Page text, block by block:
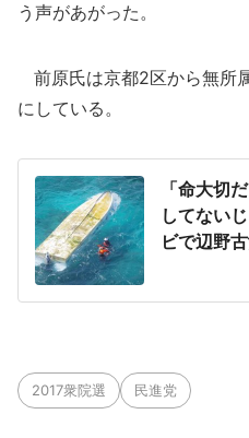
う声があがった。
前原氏は京都2区から無所
にしている。
「命大切
してない
ビで辺野
2017衆院選 民進党